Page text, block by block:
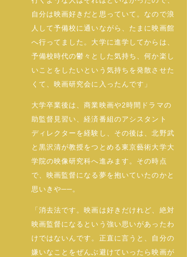
自分は映画好きだと思っていて。なので浪
人して予備校に通いながら、たまに映画館
へ行ってました。大学に進学してからは、
予備校時代の鬱々とした気持ち、何か楽し
いことをしたいという気持ちを発散させた
くて、映画研究会に入ったんです」
大学卒業後は、商業映画や2時間ドラマの
助監督見習い、経済番組のアシスタント
ディレクターを経験し、その後は、北野武
と黒沢清が教授をつとめる東京藝術大学大
学院の映像研究科へ進みます。その時点
で、映画監督になる夢を抱いていたのかと
思いきや──。
「消去法です。映画は好きだけれど、絶対
映画監督になるという強い思いがあったわ
けではないんです。正直に言うと、自分の
嫌いなことをぜんぶ避けていったら映画が